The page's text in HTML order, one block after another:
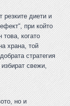
резките диети и
при който
когато
храна, той
стратегия
свежи,
но и